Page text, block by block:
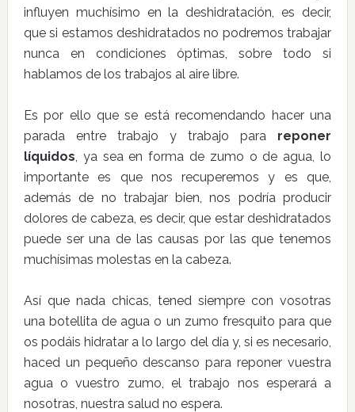
influyen muchísimo en la deshidratación, es decir,
que si estamos deshidratados no podremos trabajar
nunca en condiciones óptimas, sobre todo si
hablamos de los trabajos al aire libre.
Es por ello que se está recomendando hacer una
parada entre trabajo y trabajo para reponer
líquidos, ya sea en forma de zumo o de agua, lo
importante es que nos recuperemos y es que,
además de no trabajar bien, nos podría producir
dolores de cabeza, es decir, que estar deshidratados
puede ser una de las causas por las que tenemos
muchísimas molestas en la cabeza.
Así que nada chicas, tened siempre con vosotras
una botellita de agua o un zumo fresquito para que
os podáis hidratar a lo largo del día y, si es necesario,
haced un pequeño descanso para reponer vuestra
agua o vuestro zumo, el trabajo nos esperará a
nosotras, nuestra salud no espera.